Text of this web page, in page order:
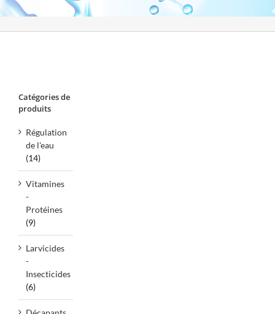
Catégories de
produits
Régulation
de l'eau
(14)
Vitamines
-
Protéines
(9)
Larvicides
-
Insecticides
(6)